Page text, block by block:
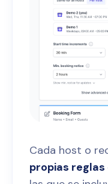
Cada host o
propias